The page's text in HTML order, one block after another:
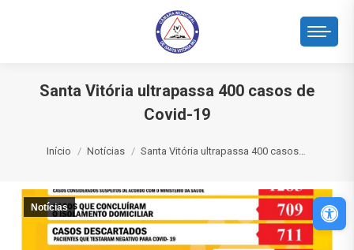
Santa Vitória ultrapassa 400 casos de
Covid-19
Início Notícias Santa Vitória ultrapassa 400 casos…
Notícias